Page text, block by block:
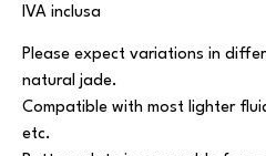
IVA inclusa
Please expect variations in
natural jade.
Compatible with most lighter
etc.